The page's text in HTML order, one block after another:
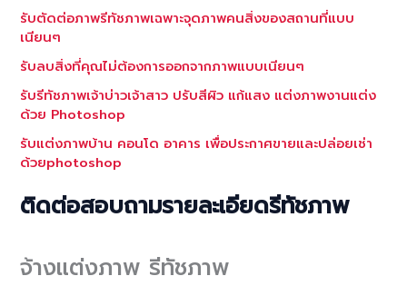
รับตัดต่อภาพรีทัชภาพเฉพาะจุดภาพคนสิ่งของสถานที่แบบ
เนียนๆ
รับลบสิ่งที่คุณไม่ต้องการออกจากภาพแบบเนียนๆ
รับรีทัชภาพเจ้าบ่าวเจ้าสาว ปรับสีผิว แก้แสง แต่งภาพงานแต่ง
ด้วย Photoshop
รับแต่งภาพบ้าน คอนโด อาคาร เพื่อประกาศขายและปล่อยเช่า
ด้วยphotoshop
ติดต่อสอบถามรายละเอียดรีทัชภาพ
จ้างแต่งภาพ รีทัชภาพ